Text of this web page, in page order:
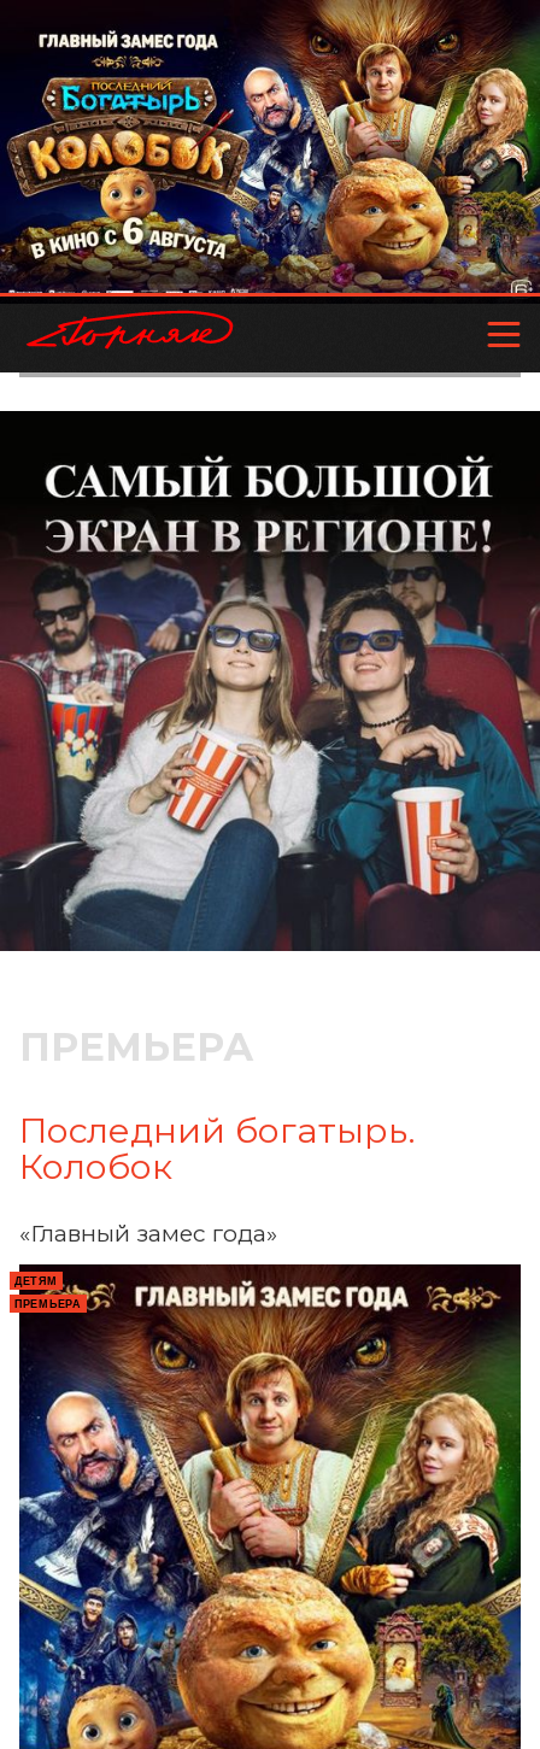
ПРЕМЬЕРА
Последний богатырь.
Колобок
«Главный замес года»
ДЕТЯМ
ПРЕМЬЕРА